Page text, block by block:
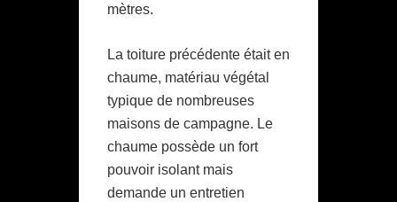
mètres.
La toiture précédente était en
chaume, matériau végétal
typique de nombreuses
maisons de campagne. Le
chaume possède un fort
pouvoir isolant mais
demande un entretien